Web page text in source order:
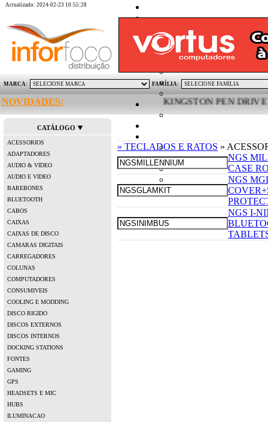
Actualizado: 2024-02-23 10:55:28
MARCA: FAMÍLIA:
NOVIDADES: KINGSTON PEN DRIVE
CATÁLOGO
ACESSORIOS
ADAPTADORES
AUDIO & VIDEO
AUDIO E VIDEO
BAREBONES
BLUETOOTH
CABOS
CAIXAS
CAIXAS DE DISCO
CAMARAS DIGITAIS
CARREGADORES
COLUNAS
COMPUTADORES
CONSUMIVEIS
COOLING E MODDING
DISCO RIGIDO
DISCOS EXTERNOS
DISCOS INTERNOS
DOCKING STATIONS
FONTES
GAMING
GPS
HEADSETS E MIC
HUBS
ILUMINACAO
» TECLADOS E RATOS »
NGS
CASE
NGS
NGS I-